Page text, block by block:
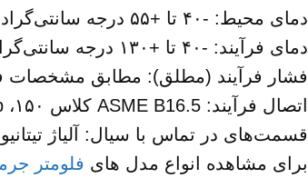
دمای محیط: -۴۰ تا +۵۵ درجه سانتی‌گراد
دمای فرآیند: -۴۰ تا +۱۳۰ درجه سانتی‌گراد
فشار فرآیند (مطلق): مطابق مشخصات
اتصال فرآیند: ASME B16.5 کلاس ۱۵۰، Tri-clamp مطابق ISO 2852
قسمت‌های در تماس با سیال: آلیاژ
برای مشاهده انواع مدل های فلومتر